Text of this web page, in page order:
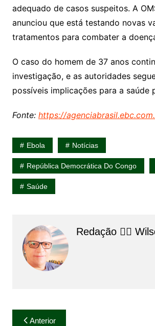
adequado de casos suspeitos. A
anunciou que está testando novas
tratamentos para combater a
O caso do homem de 37 anos
investigação, e as autoridades
possíveis implicações para a saúde
Fonte: https://
Ebola Notícias
República Democrática Do Congo
Saúde
Redação 👨‍⚖️​
Navegação
Anterior